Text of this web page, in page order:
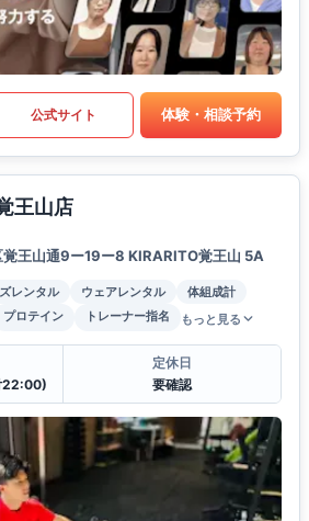
公式サイト 体験・相談予約
王山店
王山通9ー19ー8 KIRARITO覚王山 5A
レンタル ウェアレンタル
体組成計
プロテイン トレーナー指名 もっと見る
22:00)
定休日
要確認